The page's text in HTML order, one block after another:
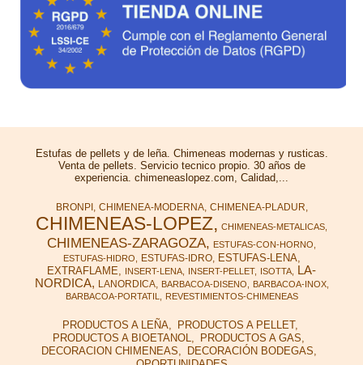
Estufas de pellets y de leña. Chimeneas modernas y rusticas.
Venta de pellets. Servicio tecnico propio. 30 años de
experiencia. chimeneaslopez.com, Calidad,...
BRONPI CHIMENEA-MODERNA CHIMENEA-PLADUR
CHIMENEAS-LOPEZ CHIMENEAS-METALICAS
CHIMENEAS-ZARAGOZA
ESTUFAS-CON-HORNO
ESTUFAS-HIDRO
ESTUFAS-IDRO
ESTUFAS-LENA
EXTRAFLAME
INSERT-LENA INSERT-PELLET ISOTTA
LA-
NORDICA
LANORDICA BARBACOA-DISENO
BARBACOA-INOX
BARBACOA-PORTATIL
REVESTIMIENTOS-CHIMENEAS
PRODUCTOS A LEÑA
PRODUCTOS A PELLET
PRODUCTOS A BIOETANOL
PRODUCTOS A GAS
DECORACION CHIMENEAS
DECORACIÓN BODEGAS